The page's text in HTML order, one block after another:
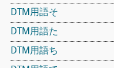
DTM用語そ
DTM用語た
DTM用語ち